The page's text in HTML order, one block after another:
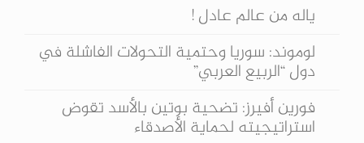
ياله من عالم عادل !
لوموند: سوريا وحتمية التحولات الفاشلة في
دول “الربيع العربي”
فورين أفيرز: تضحية بوتين بالأسد تقوض
استراتيجيته لحماية الأصدقاء